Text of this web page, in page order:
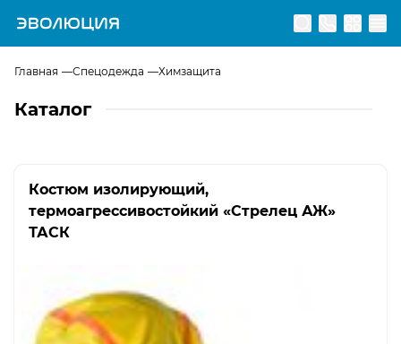
Перейти на главную страницу
Главная Спецодежда Химзащита
Каталог
Костюм изолирующий,
термоагрессивостойкий «Стрелец АЖ»
ТАСК